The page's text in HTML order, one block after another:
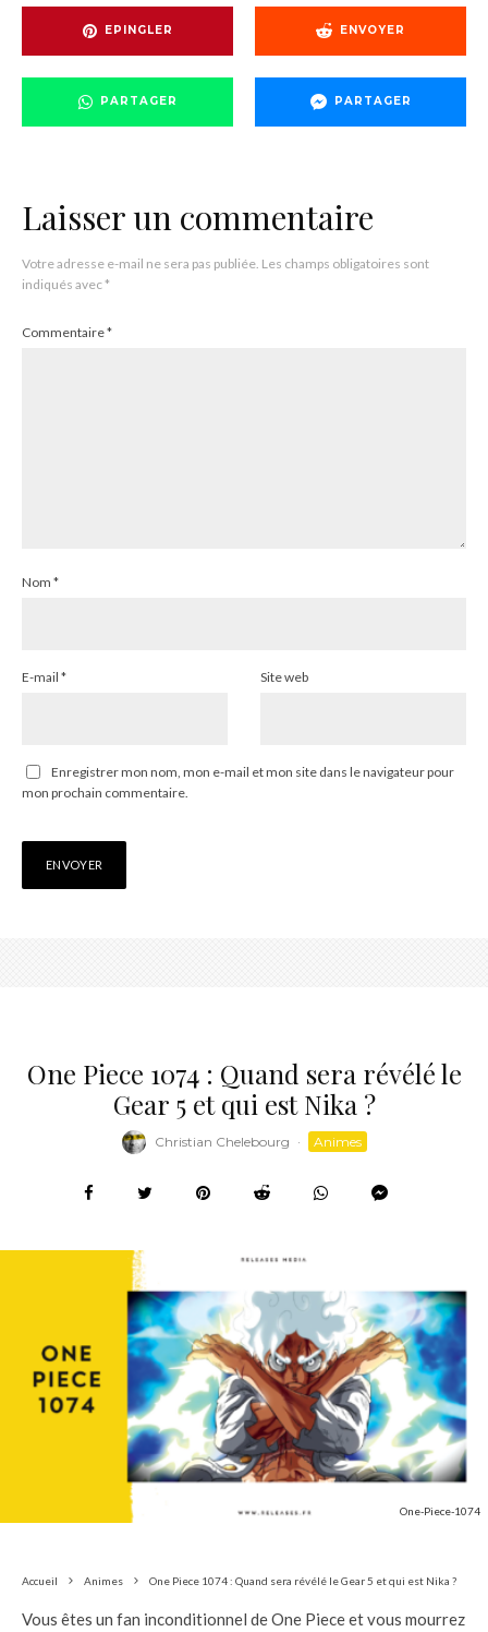
EPINGLER ENVOYER
PARTAGER PARTAGER
Laisser un commentaire
Votre adresse e-mail ne sera pas publiée. Les champs obligatoires sont
indiqués avec*
Commentaire*
Nom *
E-mail * Site web
Enregistrer mon nom, mon e-mail et mon site dans le navigateur pour
mon prochain commentaire.
One Piece 1074 : Quand sera révélé le
Gear 5 et qui est Nika ?
Christian Chelebourg · Animes
One-Piece-1074
Accueil Animes One Piece 1074 : Quand sera révélé le Gear 5 et qui est Nika ?
Vous êtes un fan inconditionnel de One Piece et vous mourrez